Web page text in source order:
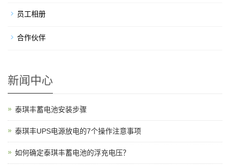
员工相册
合作伙伴
新闻中心
泰琪丰蓄电池安装步骤
泰琪丰UPS电源放电的7个操作注意事项
如何确定泰琪丰蓄电池的浮充电压？